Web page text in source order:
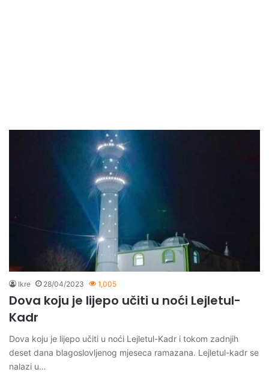
Ikre 28/04/2023 1,005
Dova koju je lijepo učiti u noći Lejletul-
Kadr
Dova koju je lijepo učiti u noći Lejletul-Kadr i tokom zadnjih
deset dana blagoslovljenog mjeseca ramazana. Lejletul-kadr se
nalazi u…